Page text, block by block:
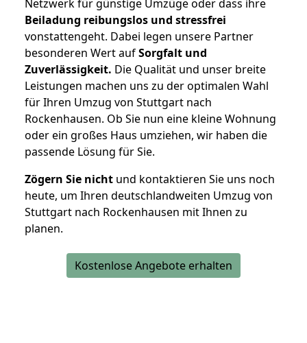
Netzwerk für günstige Umzüge oder dass ihre
Beiladung reibungslos und stressfrei
vonstattengeht. Dabei legen unsere Partner
besonderen Wert aufSorgfalt und
Zuverlässigkeit. Die Qualität und unser breite
Leistungen machen uns zu der optimalen Wahl
für Ihren Umzug von Stuttgart nach
Rockenhausen. Ob Sie nun eine kleine Wohnung
oder ein großes Haus umziehen, wir haben die
passende Lösung für Sie.
Zögern Sie nicht und kontaktieren Sie uns noch
heute, um Ihren deutschlandweiten Umzug von
Stuttgart nach Rockenhausen mit Ihnen zu
planen.
Kostenlose Angebote erhalten